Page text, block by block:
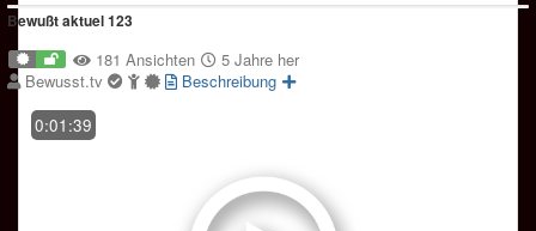
Bewußt aktuel 123
181 Ansichten
5 Jahre her
Bewusst.tv
Beschreibung
0:01:39